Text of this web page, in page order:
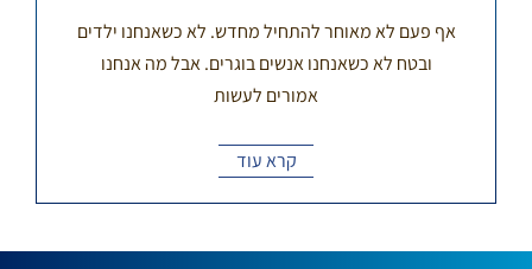
אף פעם לא מאוחר להתחיל מחדש. לא כשאנחנו ילדים
ובטח לא כשאנחנו אנשים בוגרים. אבל מה אנחנו
אמורים לעשות
קרא עוד